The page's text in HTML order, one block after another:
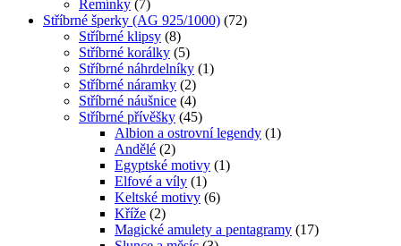
Řemínky (7)
Stříbrné šperky (AG 925/1000) (72)
Stříbrné klipsy (8)
Stříbrné korálky (5)
Stříbrné náhrdelníky (1)
Stříbrné náramky (2)
Stříbrné náušnice (4)
Stříbrné přívěšky (45)
Albion a ostrovní legendy (1)
Andělé (2)
Egyptské motivy (1)
Elfové a víly (1)
Keltské motivy (6)
Kříže (2)
Magické amulety a pentagramy (17)